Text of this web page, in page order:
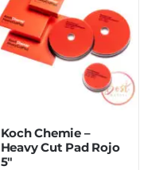
Koch Chemie –
Heavy Cut Pad Rojo
5″